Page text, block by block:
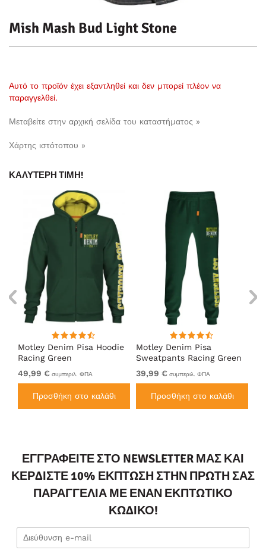
Mish Mash Bud Light Stone
Αυτό το προϊόν έχει εξαντληθεί και δεν μπορεί πλέον να
παραγγελθεί.
Μεταβείτε στην αρχική σελίδα του καταστήματος »
Χάρτης ιστότοπου »
ΚΑΛΎΤΕΡΗ ΤΙΜΉ!
Motley Denim Pisa Hoodie
Racing Green
49,99 € συμπεριλ. ΦΠΑ
Προσθήκη στο καλάθι
Motley Denim Pisa
Sweatpants Racing Green
39,99 € συμπεριλ. ΦΠΑ
Προσθήκη στο καλάθι
ΕΓΓΡΑΦΕΊΤΕ ΣΤΟ NEWSLETTER ΜΑΣ ΚΑΙ
ΚΕΡΔΊΣΤΕ 10% ΈΚΠΤΩΣΗ ΣΤΗΝ ΠΡΏΤΗ ΣΑΣ
ΠΑΡΑΓΓΕΛΊΑ ΜΕ ΈΝΑΝ ΕΚΠΤΩΤΙΚΌ
ΚΩΔΙΚΌ!